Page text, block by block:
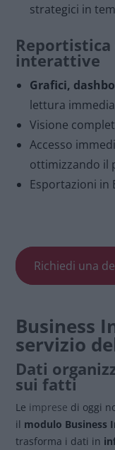
strategici in
Reportistica
interattive
Grafici,
lettura
Visione
Accesso
ottimizzando il
Esportazioni in
Richiedi una
Business
servizio
Dati
sui fatti
Le imprese di oggi
il modulo Business
trasforma i dati in